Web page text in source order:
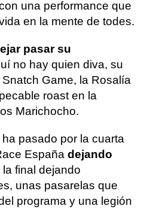
una performance que
en la mente de todes.
pasar su
no hay quien diva, su
Game, la Rosalía
roast en la
Marichocho.
pasado por la cuarta
España dejando
final dejando
unas pasarelas que
programa y una legión